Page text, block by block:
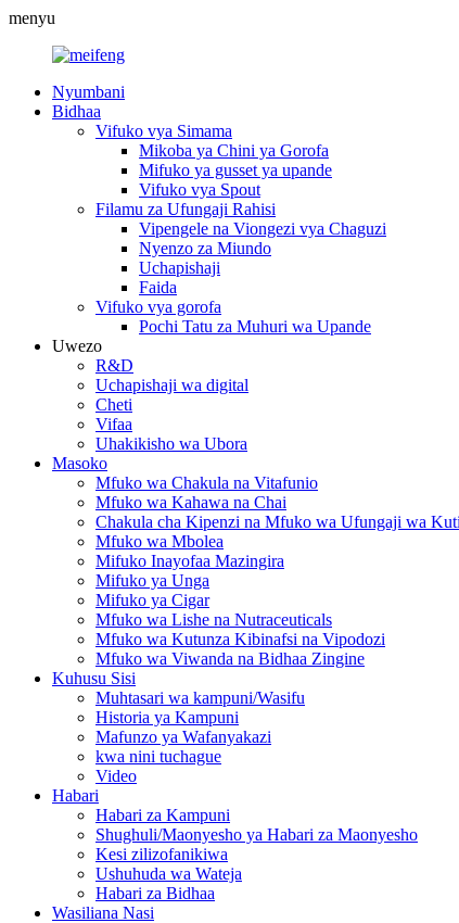
menyu
Nyumbani
Bidhaa
Vifuko vya Simama
Mikoba ya Chini ya Gorofa
Mifuko ya gusset ya upande
Vifuko vya Spout
Filamu za Ufungaji Rahisi
Vipengele na Viongezi vya Chaguzi
Nyenzo za Miundo
Uchapishaji
Faida
Vifuko vya gorofa
Pochi Tatu za Muhuri wa Upande
Uwezo
R&D
Uchapishaji wa digital
Cheti
Vifaa
Uhakikisho wa Ubora
Masoko
Mfuko wa Chakula na Vitafunio
Mfuko wa Kahawa na Chai
Chakula cha Kipenzi na Mfuko wa Ufungaji wa
Mfuko wa Mbolea
Mifuko Inayofaa Mazingira
Mifuko ya Unga
Mifuko ya Cigar
Mfuko wa Lishe na Nutraceuticals
Mfuko wa Kutunza Kibinafsi na Vipodozi
Mfuko wa Viwanda na Bidhaa Zingine
Kuhusu Sisi
Muhtasari wa kampuni/Wasifu
Historia ya Kampuni
Mafunzo ya Wafanyakazi
kwa nini tuchague
Video
Habari
Habari za Kampuni
Shughuli/Maonyesho ya Habari za Maonyesho
Kesi zilizofanikiwa
Ushuhuda wa Wateja
Habari za Bidhaa
Wasiliana Nasi